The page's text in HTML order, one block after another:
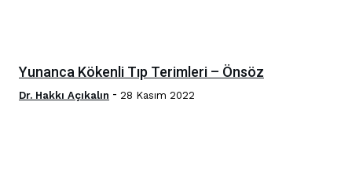
Yunanca Kökenli Tıp Terimleri – Önsöz
Dr. Hakkı Açıkalın - 28 Kasım 2022